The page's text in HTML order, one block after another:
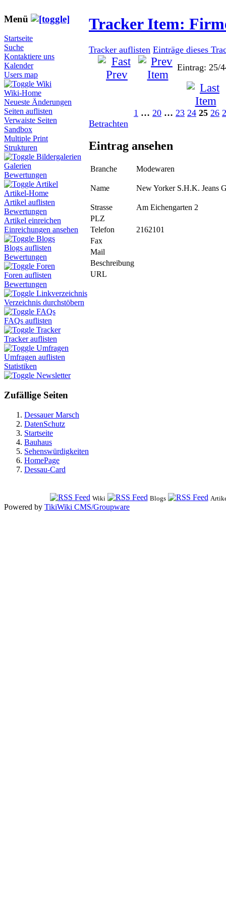
Menü
Startseite
Suche
Kontaktiere uns
Kalender
Users map
Wiki
Wiki-Home
Neueste Änderungen
Seiten auflisten
Verwaiste Seiten
Sandbox
Multiple Print
Strukturen
Bildergalerien
Galerien
Bewertungen
Artikel
Artikel-Home
Artikel auflisten
Bewertungen
Artikel einreichen
Einreichungen ansehen
Blogs
Blogs auflisten
Bewertungen
Foren
Foren auflisten
Bewertungen
Linkverzeichnis
Verzeichnis durchstöbern
FAQs
FAQs auflisten
Tracker
Tracker auflisten
Umfragen
Umfragen auflisten
Statistiken
Newsletter
Zufällige Seiten
Dessauer Marsch
DatenSchutz
Startseite
Bauhaus
Sehenswürdigkeiten
HomePage
Dessau-Card
Tracker Item:
Tracker auflisten Einträge dieses
Eintrag: 25/
1 … 20 … 23 24 25 26
Betrachten
Eintrag ansehen
Branche Modewaren
Name New Yorker S.H.K. Jeans
Strasse
Am Eichengarten 2
PLZ
Telefon
2162101
Fax
Mail
Beschreibung
URL
Wiki Blogs
Powered by TikiWiki CMS/Groupware